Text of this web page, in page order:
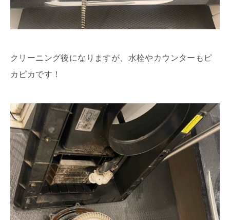
クリーニング後になりますが、水栓やカウンターもピ
カピカです！